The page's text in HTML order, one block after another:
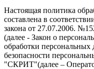
Настоящая политика
составлена в
закона от 27.07.2006.
(далее - Закон о
обработки
безопасности
"СКРИТ"(далее –